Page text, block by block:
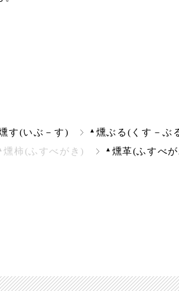
す(いぶ－す) ▲ 燻ぶる(くす－ぶ
燻柿(ふすべがき) ▲ 燻革(ふすべ